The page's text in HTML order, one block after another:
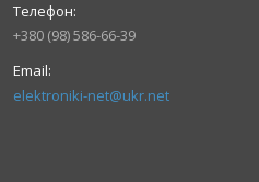
+380 (98) 586-66-39
elektroniki-net@ukr.net